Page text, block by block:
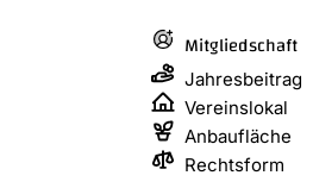
Mitgliedschaft
Jahresbeitrag
Vereinslokal
Anbaufläche
Rechtsform